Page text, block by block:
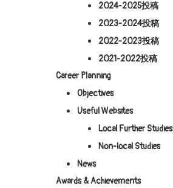
2024-2025投稿
2023-2024投稿
2022-2023投稿
2021-2022投稿
Career Planning
Objectives
Useful Websites
Local Further Studies
Non-local Studies
News
Awards & Achievements